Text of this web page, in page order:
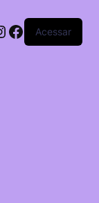
Acessar